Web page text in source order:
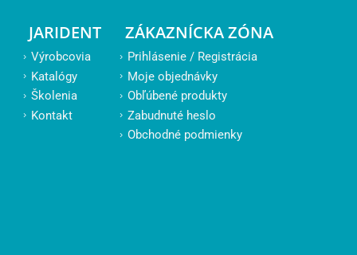
JARIDENT
Výrobcovia
Katalógy
Školenia
Kontakt
ZÁKAZNÍCKA ZÓNA
Prihlásenie / Registrácia
Moje objednávky
Obľúbené produkty
Zabudnuté heslo
Obchodné podmienky